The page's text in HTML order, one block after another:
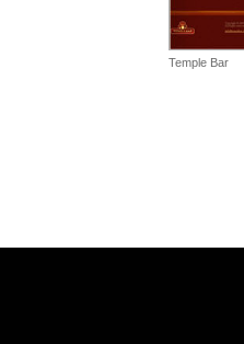
Temple Bar